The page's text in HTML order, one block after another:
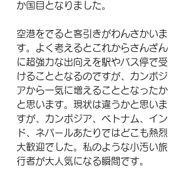
か国目となりました。
空港をでると客引きがわんさかいま
す。よく考えるとこれからさんざん
に超強力な出向えを駅やバス停で受
けることとなるのですが、カンボジ
アから一気に増えることとなったか
と思います。現状は違うかと思いま
すが、カンボジア、ベトナム、イン
ド、ネパールあたりではどこも熱烈
大歓迎でした。私のような小汚い旅
行者が大人気になる瞬間です。